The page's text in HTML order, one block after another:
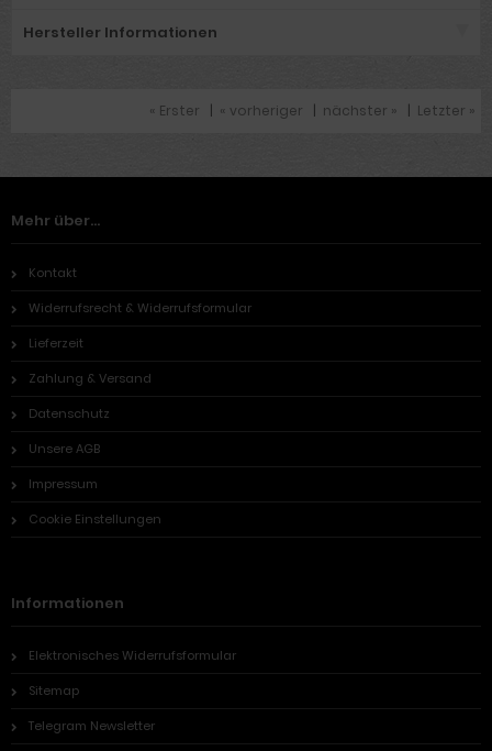
Hersteller Informationen
« Erster « vorheriger nächster » Letzter »
Mehr über...
Kontakt
Widerrufsrecht & Widerrufsformular
Lieferzeit
Zahlung & Versand
Datenschutz
Unsere AGB
Impressum
Cookie Einstellungen
Informationen
Elektronisches Widerrufsformular
Sitemap
Telegram Newsletter